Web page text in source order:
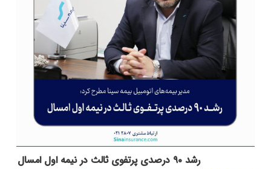
رشد ۹۰ درصدی پرتفوی ثالث در نیمه اول امسال